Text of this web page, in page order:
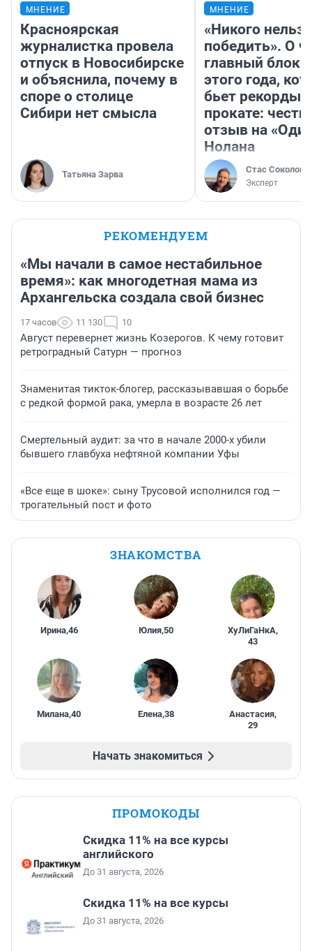
МНЕНИЕ
Красноярская
журналистка провела
отпуск в Новосибирске
и объяснила, почему в
споре о столице
Сибири нет смысла
Татьяна Зарва
МНЕНИЕ
«Никого нельзя
победить». О
главный
этого года,
бьет рекорды в
прокате:
отзыв на
Нолана
Стас Соколов
Эксперт
РЕКОМЕНДУЕМ
«Мы начали в самое нестабильное
время»: как многодетная мама из
Архангельска создала свой бизнес
17 часов 11 130 10
Август перевернет жизнь Козерогов. К чему готовит
ретроградный Сатурн — прогноз
Знаменитая тикток-блогер, рассказывавшая о борьбе
с редкой формой рака, умерла в возрасте 26 лет
Смертельный аудит: за что в начале 2000-х убили
бывшего главбуха нефтяной компании Уфы
«Все еще в шоке»: сыну Трусовой исполнился год —
трогательный пост и фото
ЗНАКОМСТВА
Ирина,46 Юлия,50 ХуЛиГаНкА,
43
Милана,40 Елена,38 Анастасия,
29
Начать знакомиться
ПРОМОКОДЫ
Скидка 11% на все курсы
английского
До 31 августа, 2026
Скидка 11% на все курсы
До 31 августа, 2026